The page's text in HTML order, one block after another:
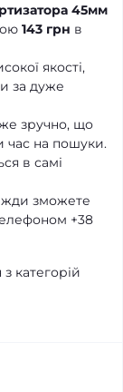
45мм
143 грн в
якості,
за дуже
зручно, що
час на пошуки.
в самі
зможете
+38
категорій